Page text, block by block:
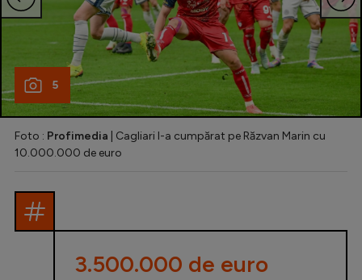
5
Foto : Profimedia | Cagliari l-a cumpărat pe Răzvan Marin cu
10.000.000 de euro
3.500.000 de euro